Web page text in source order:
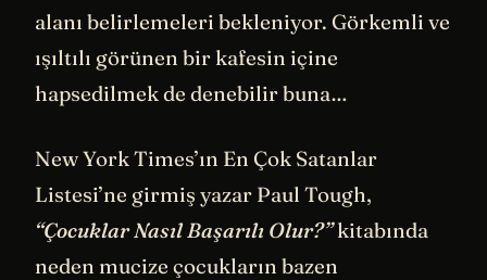
alanı belirlemeleri bekleniyor. Görkemli ve
ışıltılı görünen bir kafesin içine
hapsedilmek de denebilir buna…
New York Times’ın En Çok Satanlar
Listesi’ne girmiş yazar Paul Tough,
“Çocuklar Nasıl Başarılı Olur?”kitabında
neden mucize çocukların bazen